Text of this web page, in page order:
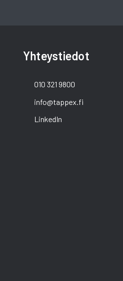
Yhteystiedot
010 321 9800
info@tappex.fi
LinkedIn